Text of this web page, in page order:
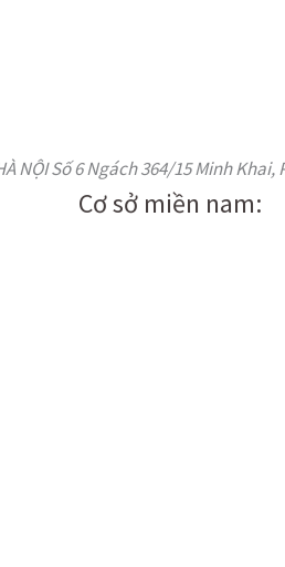
NỘI Số 6 Ngách 364/15 Minh
Cơ sở miền nam: